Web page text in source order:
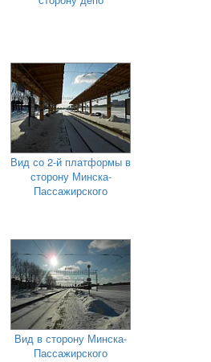
Вид со 2-й платформы в
сторону Минска-
Пассажирского
Вид в сторону Минска-
Пассажирского